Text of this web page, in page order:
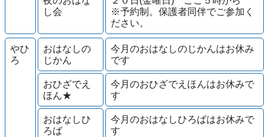
し会
※予約制。保護者同伴でご参加く
ださい。
やひ
ろ
おはなしの
じかん
今月のおはなしのじかんはお休み
です
おひざでえ
ほん★
今月のおひざでえほんはお休みで
す
おはなしひ
ろば
今月のおはなしひろばはお休みで
す